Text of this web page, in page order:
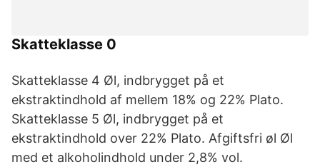
Skatteklasse 0
Skatteklasse 4 Øl, indbrygget på et
ekstraktindhold af mellem 18% og 22% Plato.
Skatteklasse 5 Øl, indbrygget på et
ekstraktindhold over 22% Plato. Afgiftsfri øl Øl
med et alkoholindhold under 2,8% vol.